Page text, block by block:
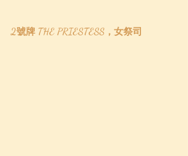
2號牌 THE PRIESTESS，女祭司